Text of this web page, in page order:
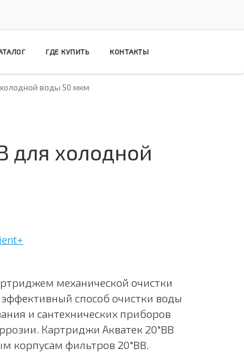
ГДЕ КУПИТЬ КОНТАКТЫ
воды 50 мкм
для холодной
механической очистки
способ очистки воды
и сантехнических приборов
Картриджи Акватек 20"BB
корпусам фильтров 20"BB.